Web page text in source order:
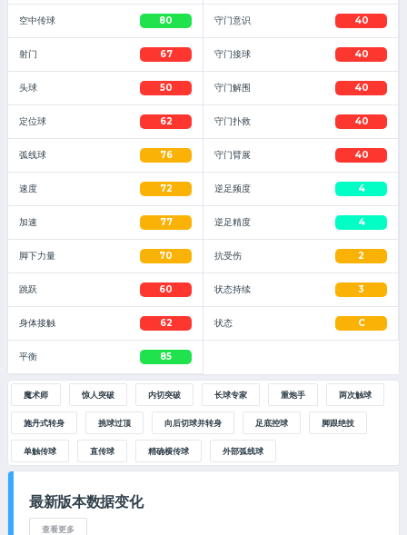
空中传球 80
射门 67
头球 50
定位球 62
弧线球 76
速度 72
加速 77
脚下力量 70
跳跃 60
身体接触 62
平衡 85
守门意识 40
守门接球 40
守门解围 40
守门扑救 40
守门臂展 40
逆足频度 4
逆足精度 4
抗受伤 2
状态持续 3
状态 C
魔术师 惊人突破 内切突破 长球专家 重炮手 两次触球
施丹式转身 挑球过顶 向后切球并转身 足底控球 脚跟绝技
单触传球 直传球 精确横传球 外部弧线球
最新版本数据变化
查看更多